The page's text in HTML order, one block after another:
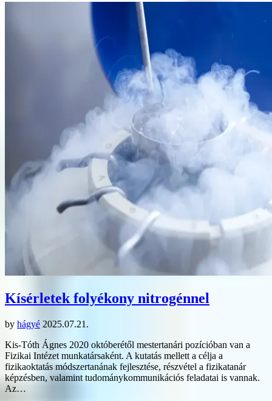
Kísérletek folyékony nitrogénnel
by hágyé 2025.07.21.
Kis-Tóth Ágnes 2020 októberétől mestertanári pozícióban van a
Fizikai Intézet munkatársaként. A kutatás mellett a célja a
fizikaoktatás módszertanának fejlesztése, részvétel a fizikatanár
képzésben, valamint tudománykommunikációs feladatai is vannak.
Az…